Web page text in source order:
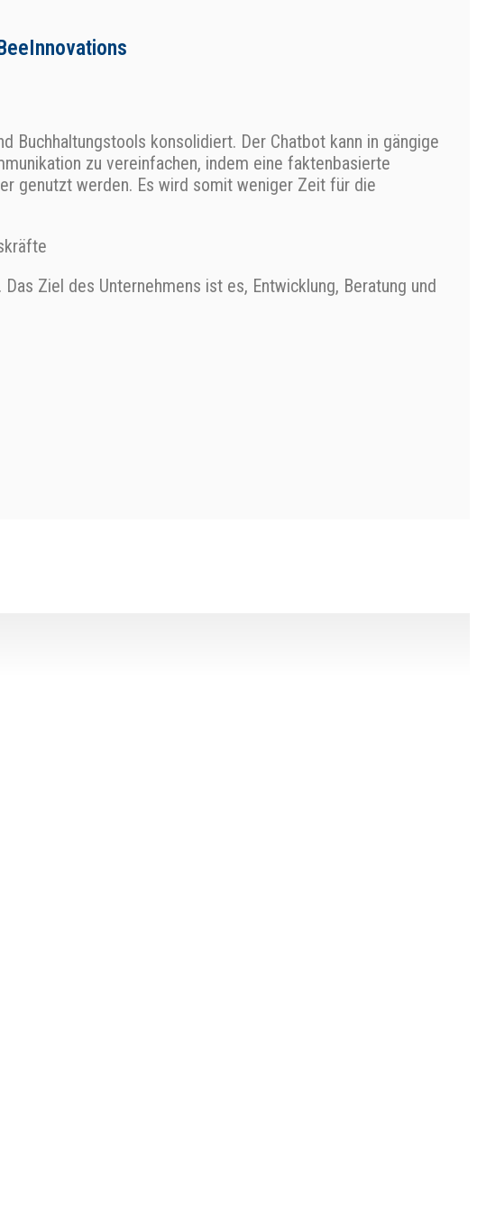
Buchhaltungstools konsolidiert. Der Chatbot kann in gängige
zu vereinfachen, indem eine faktenbasierte
genutzt werden. Es wird somit weniger Zeit für die
Ziel des Unternehmens ist es, Entwicklung, Beratung und